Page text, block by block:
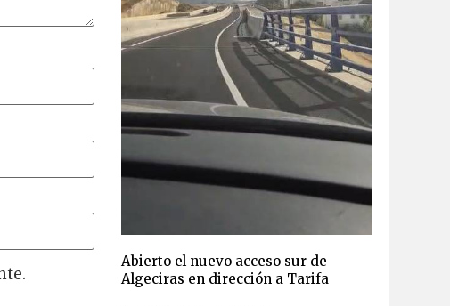
Abierto el nuevo acceso sur de
Algeciras en dirección a Tarifa